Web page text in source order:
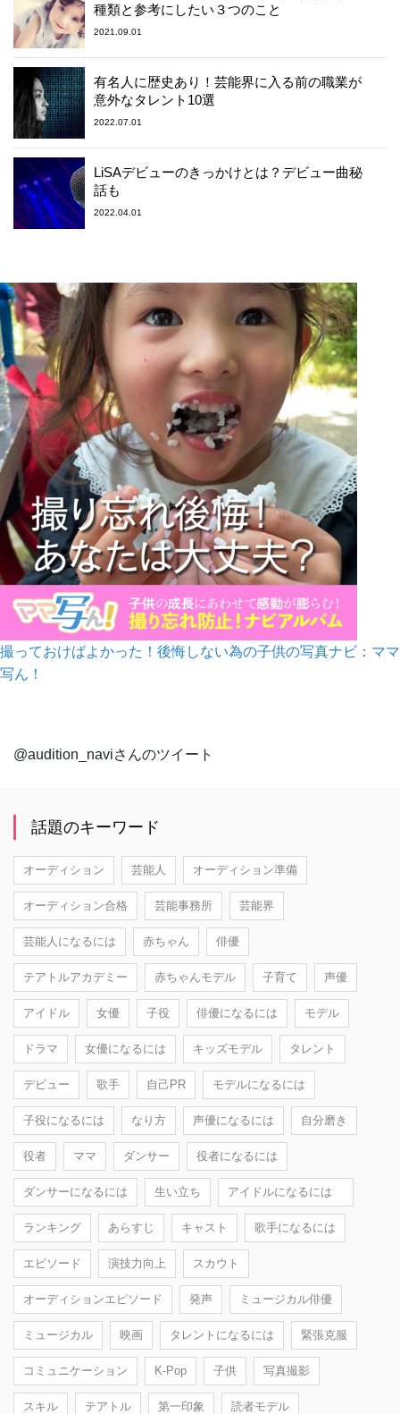
種類と参考にしたい３つのこと
2021.09.01
有名人に歴史あり！芸能界に入る前の職業が
意外なタレント10選
2022.07.01
LiSAデビューのきっかけとは？デビュー曲秘
話も
2022.04.01
撮っておけばよかった！後悔しない為の子供の写真ナビ：ママ
写ん！
@audition_naviさんのツイート
話題のキーワード
オーディション 芸能人 オーディション準備
オーディション合格 芸能事務所 芸能界
芸能人になるには 赤ちゃん 俳優
テアトルアカデミー 赤ちゃんモデル 子育て 声優
アイドル 女優 子役 俳優になるには モデル
ドラマ 女優になるには キッズモデル タレント
デビュー 歌手 自己PR モデルになるには
子役になるには なり方 声優になるには 自分磨き
役者 ママ ダンサー 役者になるには
ダンサーになるには 生い立ち アイドルになるには
ランキング あらすじ キャスト 歌手になるには
エピソード 演技力向上 スカウト
オーディションエピソード 発声 ミュージカル俳優
ミュージカル 映画 タレントになるには 緊張克服
コミュニケーション K-Pop 子供 写真撮影
スキル テアトル 第一印象 読者モデル